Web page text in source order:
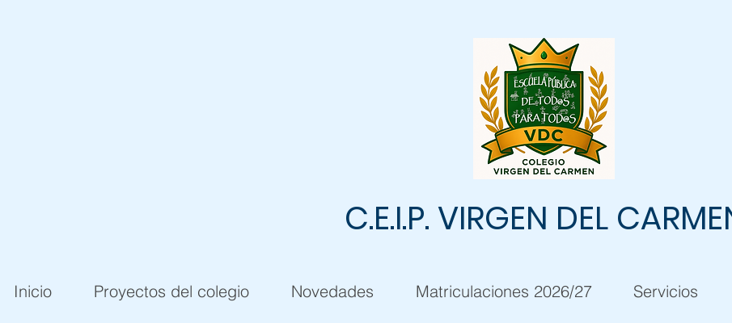
C.E.I.P. VIRGEN DEL
Inicio Proyectos del colegio Novedades Matriculaciones 2026/27 Servicios